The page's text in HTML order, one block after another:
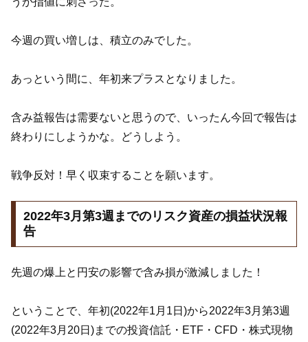
今週の買い増しは、積立のみでした。
あっという間に、年初来プラスとなりました。
含み益報告は需要ないと思うので、いったん今回で報告は
終わりにしようかな。どうしよう。
戦争反対！早く収束することを願います。
2022年3月第3週までのリスク資産の損益状況報
告
先週の爆上と円安の影響で含み損が激減しました！
ということで、年初(2022年1月1日)から2022年3月第3週
(2022年3月20日)までの投資信託・ETF・CFD・株式現物